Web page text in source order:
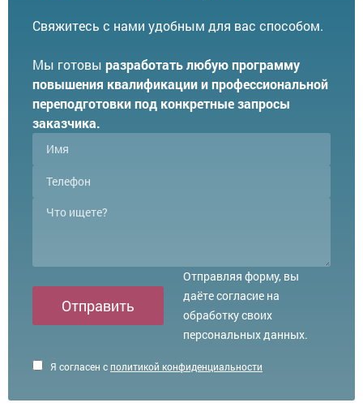
Свяжитесь с нами удобным для вас способом.
Мы готовы разработать любую программу
повышения квалификации и профессиональной
переподготовки под конкретные запросы
заказчика.
Я согласен сполитикой конфиденциальности
Отправить
Отправляя форму, вы
даёте согласие на
обработку своих
персональных данных.